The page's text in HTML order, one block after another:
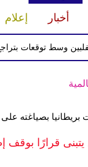
أخبار
إعلام
توقعات بتراجع
بريطانيا بصياغته
قرارًا بوقف